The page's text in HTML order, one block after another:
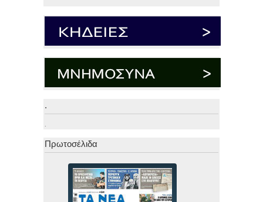
.
.
Πρωτοσέλιδα